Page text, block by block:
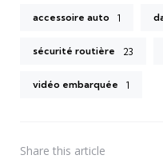
accessoire auto 1
sécurité routière 23
vidéo embarquée 1
Share this article